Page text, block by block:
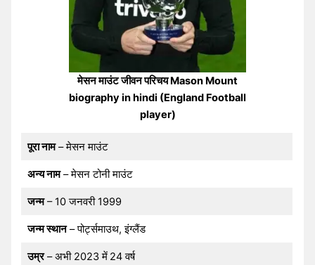
मेसन माउंट जीवन परिचय Mason Mount
biography in hindi (England Football
player)
पूरा नाम– मेसन माउंट
अन्य नाम– मेसन टोनी माउंट
जन्म– 10 जनवरी 1999
जन्म स्थान– पोर्ट्समाउथ, इंग्लैंड
उम्र– अभी 2023 में 24 वर्ष